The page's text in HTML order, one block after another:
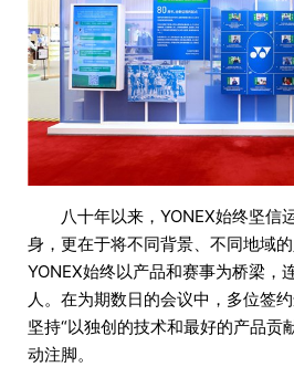
八十年以来，YONEX始终坚信
身，更在于将不同背景、不同地域的
YONEX始终以产品和赛事为桥梁，
人。在为期数日的会议中，多位签
坚持“以独创的技术和最好的产品贡
动注脚。